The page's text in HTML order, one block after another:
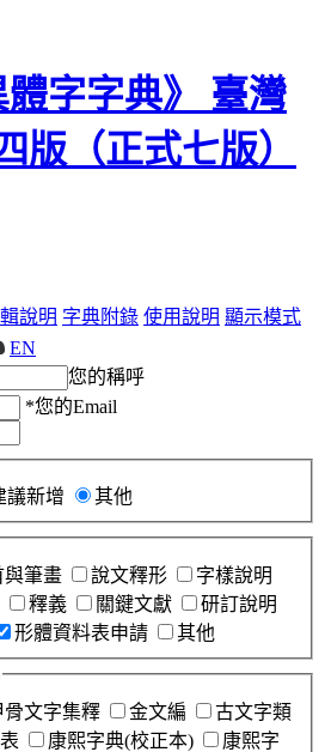
說明 字典附錄 使用說明 顯示模式
EN
您的稱呼
*您的Email
議新增 其他
與筆畫 說文釋形
字樣說明
釋義 關鍵文獻
研訂說明
形體資料表申請 其他
骨文字集釋 金文編
古文字類
康熙字典(校正本)
康熙字